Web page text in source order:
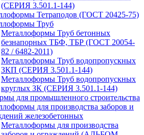
(СЕРИЯ 3.501.1-144)
Тетраподов (ГОСТ 20425-75)
Труб
Металлоформы Труб бетонных
безнапорных ТБФ, ТБР (ГОСТ 20054-
82 / 6482-2011)
Металлоформы Труб водопропускных
ЗКП (СЕРИЯ 3.501.1-144)
Металлоформы Труб водопропускных
круглых ЗК (СЕРИЯ 3.501.1-144)
для промышленного строительства
для производства заборов и
железобетонных
Металлоформы для производства